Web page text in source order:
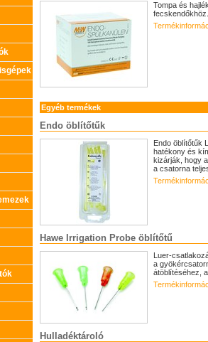
Tompa és
Egyéb termékek
Endo öblítőtűk
Endo öblítőtűk
hatékony és
kizárják, hogy
a csatorna
Hawe Irrigation Probe öblítőtű
Luer-
a
átöblítéséhez,
Hulladéktároló